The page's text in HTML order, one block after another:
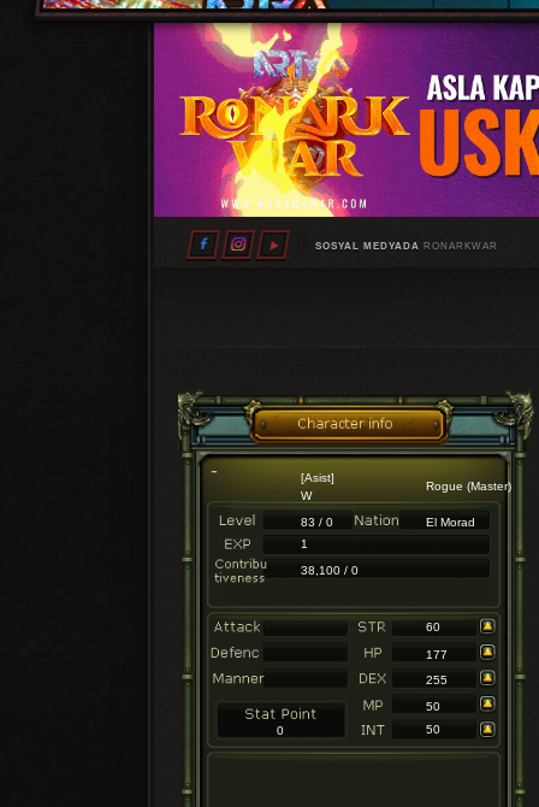
SOSYAL MEDYADA RONARKWAR
[Asist]
W
Rogue (Master)
83 / 0
El Morad
1
38,100 / 0
60
177
0
255
50
50